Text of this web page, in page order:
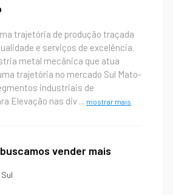
trajetória de produção traçada
e serviços de excelência.
metal mecânica que atua
trajetória no mercado Sul Mato-
industriais de
Elevação nas div ... mostrar mais
vender mais